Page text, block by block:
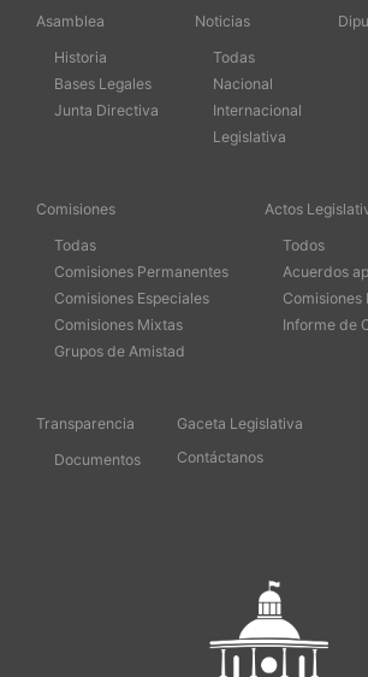
Asamblea
Historia
Bases Legales
Junta Directiva
Noticias
Todas
Nacional
Internacional
Legislativa
Comisiones
Todas
Comisiones Permanentes
Comisiones Especiales
Comisiones Mixtas
Grupos de Amistad
Actos
Todos
Acuerdos
Comisiones
Informe de
Transparencia
Documentos
Gaceta Legislativa
Contáctanos